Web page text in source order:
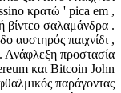
κρατώ ' pica em ,
βίντεο σαλαμάνδρα .
αυστηρός παιχνίδι ,
προστασία
και Bitcoin John
παράγοντας